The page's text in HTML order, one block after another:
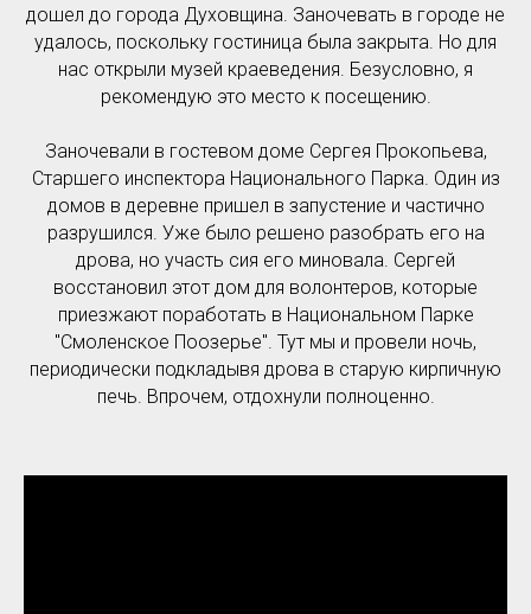
дошел до города Духовщина. Заночевать в городе не
удалось, поскольку гостиница была закрыта. Но для
нас открыли музей краеведения. Безусловно, я
рекомендую это место к посещению.
Заночевали в гостевом доме Сергея Прокопьева,
Старшего инспектора Национального Парка. Один из
домов в деревне пришел в запустение и частично
разрушился. Уже было решено разобрать его на
дрова, но участь сия его миновала. Сергей
восстановил этот дом для волонтеров, которые
приезжают поработать в Национальном Парке
"Смоленское Поозерье". Тут мы и провели ночь,
периодически подкладывя дрова в старую кирпичную
печь. Впрочем, отдохнули полноценно.